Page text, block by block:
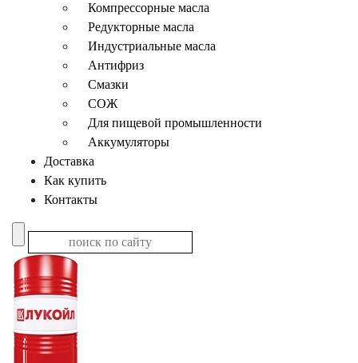
Компрессорные масла
Редукторные масла
Индустриальные масла
Антифриз
Смазки
СОЖ
Для пищевой промышленности
Аккумуляторы
Доставка
Как купить
Контакты